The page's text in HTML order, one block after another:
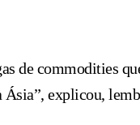
de commodities
explicou,